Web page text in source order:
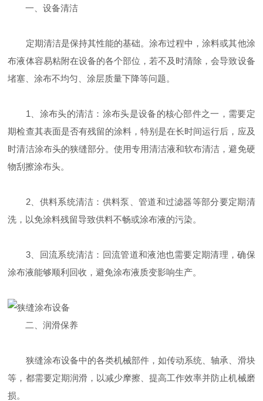
一、设备清洁
定期清洁是保持其性能的基础。涂布过程中，涂料或其他涂
布液体容易粘附在设备的各个部位，若不及时清除，会导致设备
堵塞、涂布不均匀、涂层质量下降等问题。
1、涂布头的清洁：涂布头是设备的核心部件之一，需要定
期检查其表面是否有残留的涂料，特别是在长时间运行后，应及
时清洁涂布头的狭缝部分。使用专用清洁液和软布清洁，避免硬
物刮擦涂布头。
2、供料系统清洁：供料泵、管道和过滤器等部分要定期清
洗，以免涂料残留导致供料不畅或涂布液的污染。
3、回流系统清洁：回流管道和液池也需要定期清理，确保
涂布液能够顺利回收，避免涂布液质变影响生产。
二、润滑保养
狭缝涂布设备中的各类机械部件，如传动系统、轴承、滑块
等，都需要定期润滑，以减少摩擦、提高工作效率并防止机械磨
损。